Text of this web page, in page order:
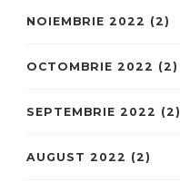
NOIEMBRIE 2022 (2)
OCTOMBRIE 2022 (2)
SEPTEMBRIE 2022 (2)
AUGUST 2022 (2)